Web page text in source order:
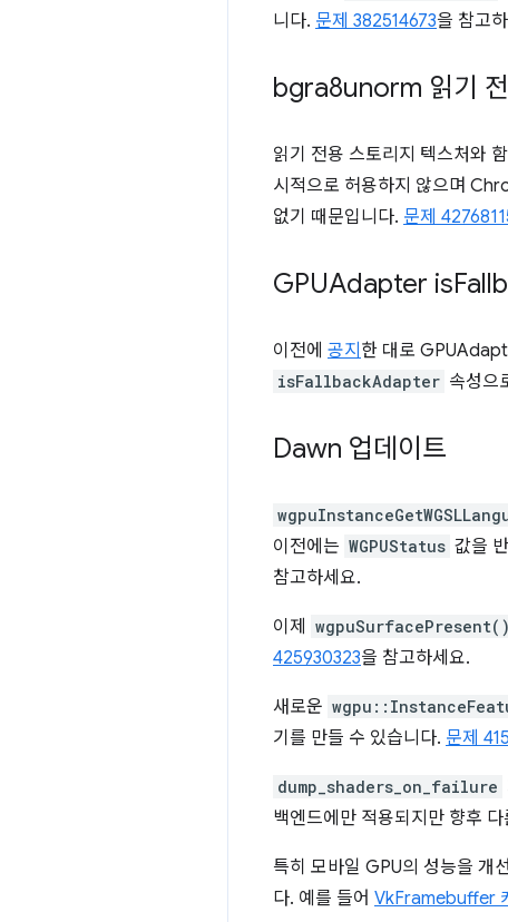
니다. 문제 382514673을 참고
bgra8unorm 읽기
읽기 전용 스토리지 텍스처와 함
시적으로 허용하지 않으며
없기 때문입니다. 문제
GPUAdapter is
이전에 공지 한 대로
isFallbackAdapter 속성으
Dawn 업데이트
이전에는 WGPUStatus 값을
참고하세요.
이제 wgpuSurfacePresent()
425930323을 참고하세요.
새로운
기를 만들 수 있습니다. 문제
dump_shaders_on_failure
백엔드에만 적용되지만 향후
특히 모바일 GPU의 성능을 개
다. 예를 들어 VkFramebuffer